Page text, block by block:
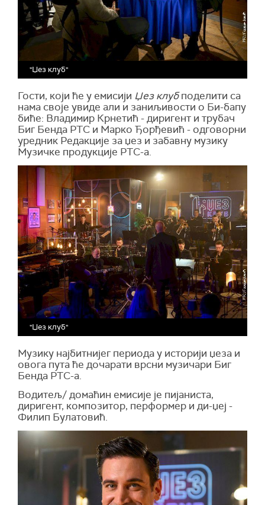
"Џез клуб"
Гости, који ће у емисији Џез клубподелити са
нама своје увиде али и заниљивости о Би-бапу
биће: Владимир Крнетић - диригент и трубач
Биг Бенда РТС и Марко Ђорђевић - одговорни
уредник Редакције за џез и забавну музику
Музичке продукције РТС-а.
"Џез клуб"
Музику најбитнијег периода у историји џеза и
овога пута ће дочарати врсни музичари Биг
Бенда РТС-а.
Водитељ/ домаћин емисије је пијаниста,
диригент, композитор, перформер и ди-џеј -
Филип Булатовић.